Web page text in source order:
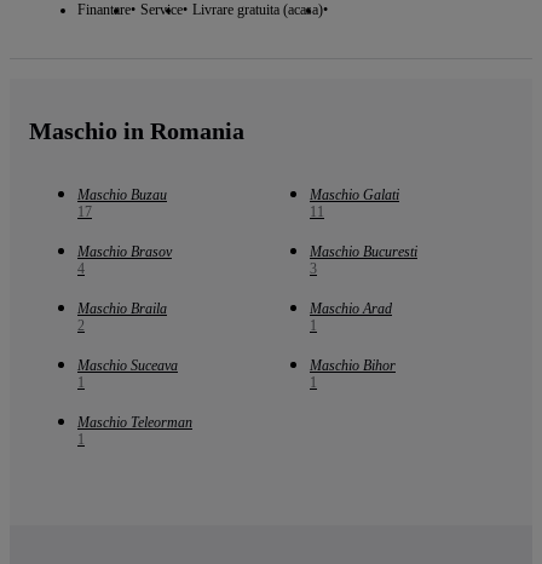
Finantare Service Livrare gratuita (acasa)
Maschio in Romania
Maschio Buzau
17
Maschio Galati
11
Maschio Brasov
4
Maschio Bucuresti
3
Maschio Braila
2
Maschio Arad
1
Maschio Suceava
1
Maschio Bihor
1
Maschio Teleorman
1